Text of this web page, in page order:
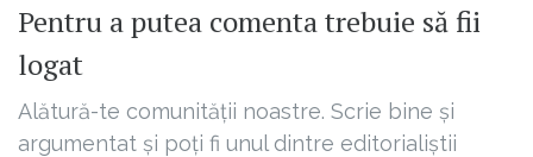
Pentru a putea comenta trebuie să fii
logat
Alătură-te comunității noastre. Scrie bine și
argumentat și poți fi unul dintre editorialiștii